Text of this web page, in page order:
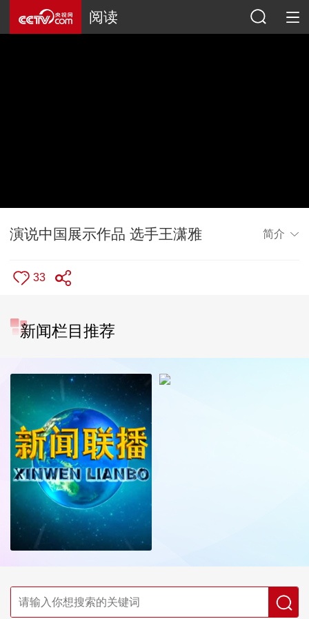
阅读
演说中国展示作品 选手王潇雅 简介
33
新闻栏目推荐